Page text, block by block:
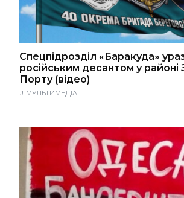
Спецпідрозділ «Баракуда»
російським десантом у районі
Порту (відео)
# МУЛЬТИМЕДІА